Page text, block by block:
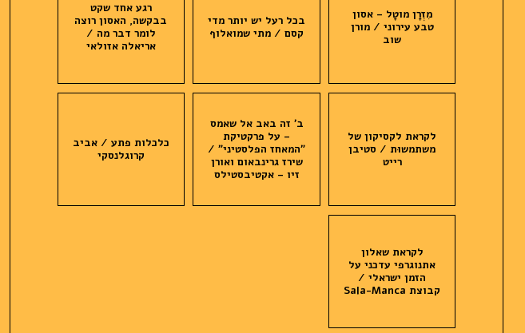
מִזְרָן מוטָל – אסון
טבע עירוני / מורן
שוב
בכל רעל יש יותר מדי
קסם / מתי שמואלוף
רגע אחד שקט
בבקשה, האסון רוצה
לומר דבר מה /
אריאלה אזולאי
לקראת לקסיקון של
משתמשוּת / סטיבן
רייט
ב׳ זה באב אל שאמס
– על פרקטיקת
״המאחז הפלסטיני״ /
שירז גרינבאום ואורן
זיו – אקטיבסטילס
כלכלות פתע / אביב
קרוגלנסקי
לקראת שאלון
אתנוגרפי עדכני על
הזמן ישראלי /
קבוצת Sala-Manca